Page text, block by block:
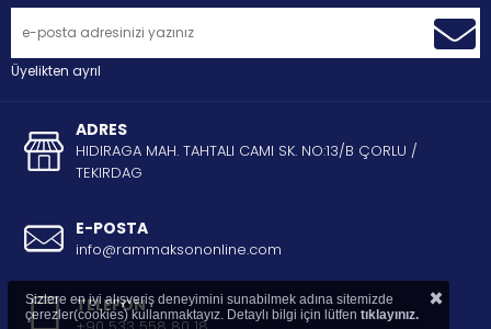
Üyelikten ayrıl
ADRES
HIDIRAGA MAH. TAHTALI CAMI SK. NO:13/B ÇORLU /
TEKIRDAG
E-POSTA
info@rammaksononline.com
TELEFON
Sizlere en iyi alışveriş deneyimini sunabilmek adına sitemizde
çerezler(cookies) kullanmaktayız. Detaylı bilgi için lütfen tıklayınız. ×